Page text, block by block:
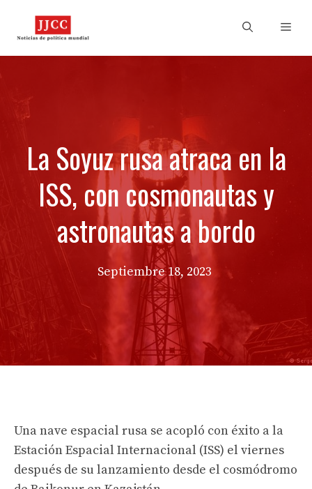
La Soyuz rusa atraca en la
ISS, con cosmonautas y
astronautas a bordo
Septiembre 18, 2023
Una nave espacial rusa se acopló con éxito a la
Estación Espacial Internacional (ISS) el viernes
después de su lanzamiento desde el cosmódromo